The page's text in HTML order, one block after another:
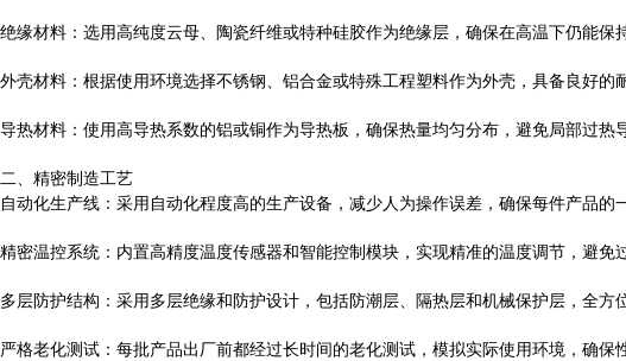
绝缘材料：选用高纯度云母、陶瓷纤维或特种硅胶作为绝缘层，确保在高温下仍能保
外壳材料：根据使用环境选择不锈钢、铝合金或特殊工程塑料作为外壳，具备良好的
导热材料：使用高导热系数的铝或铜作为导热板，确保热量均匀分布，避免局部过热
二、精密制造工艺
自动化生产线：采用自动化程度高的生产设备，减少人为操作误差，确保每件产品的
精密温控系统：内置高精度温度传感器和智能控制模块，实现精准的温度调节，避免
多层防护结构：采用多层绝缘和防护设计，包括防潮层、隔热层和机械保护层，全方
严格老化测试：每批产品出厂前都经过长时间的老化测试，模拟实际使用环境，确保